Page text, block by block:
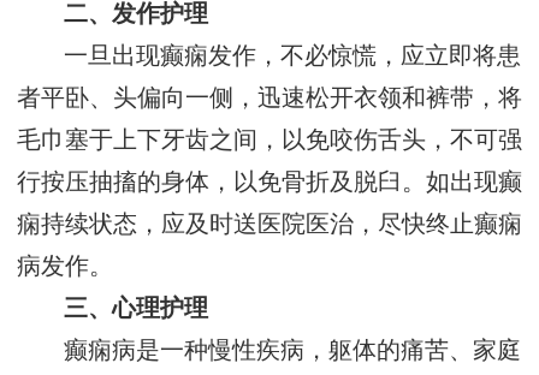
二、发作护理
一旦出现癫痫发作，不必惊慌，应立即将患
者平卧、头偏向一侧，迅速松开衣领和裤带，将
毛巾塞于上下牙齿之间，以免咬伤舌头，不可强
行按压抽搐的身体，以免骨折及脱臼。如出现癫
痫持续状态，应及时送医院医治，尽快终止癫痫
病发作。
三、心理护理
癫痫病是一种慢性疾病，躯体的痛苦、家庭